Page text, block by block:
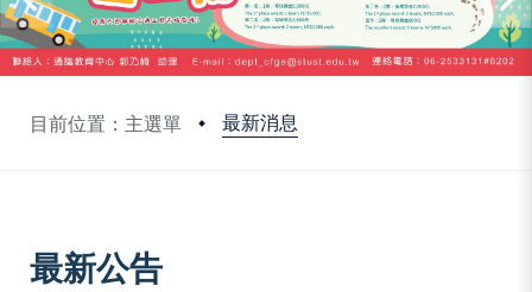
目前位置：主選單 最新消息
最新公告